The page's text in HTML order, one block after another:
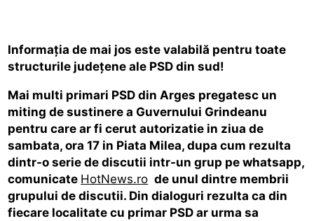
Informația de mai jos este valabilă pentru toate
structurile județene ale PSD din sud!
Mai multi primari PSD din Arges pregatesc un
miting de sustinere a Guvernului Grindeanu
pentru care ar fi cerut autorizatie in ziua de
sambata, ora 17 in Piata Milea, dupa cum rezulta
dintr-o serie de discutii intr-un grup pe whatsapp,
comunicate HotNews.ro de unul dintre membrii
grupului de discutii. Din dialoguri rezulta ca din
fiecare localitate cu primar PSD ar urma sa